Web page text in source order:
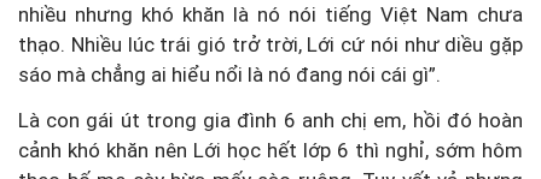
nhiều nhưng khó khăn là nó nói tiếng Việt Nam chưa
thạo. Nhiều lúc trái gió trở trời, Lới cứ nói như diều gặp
sáo mà chẳng ai hiểu nổi là nó đang nói cái gì”.
Là con gái út trong gia đình 6 anh chị em, hồi đó hoàn
cảnh khó khăn nên Lới học hết lớp 6 thì nghỉ, sớm hôm